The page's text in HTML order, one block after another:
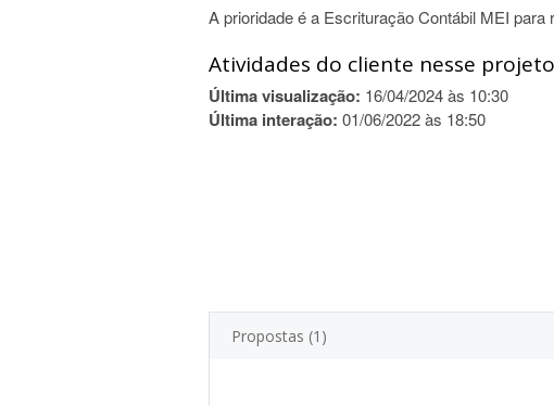
A prioridade é a Escrituração Contábil MEI para
Atividades do cliente nesse
Última visualização: 16/04/2024 às 10:30
Última interação: 01/06/2022 às 18:50
Propostas (1)